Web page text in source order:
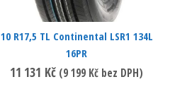
10 R17,5 TL Continental LSR1 134L
16PR
11 131 Kč (9 199 Kč bez DPH)